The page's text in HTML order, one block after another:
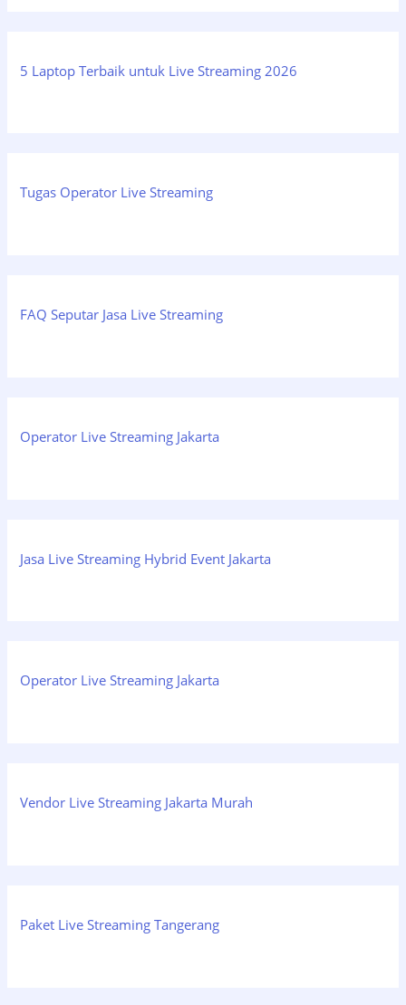
5 Laptop Terbaik untuk Live Streaming 2026
Tugas Operator Live Streaming
FAQ Seputar Jasa Live Streaming
Operator Live Streaming Jakarta
Jasa Live Streaming Hybrid Event Jakarta
Operator Live Streaming Jakarta
Vendor Live Streaming Jakarta Murah
Paket Live Streaming Tangerang